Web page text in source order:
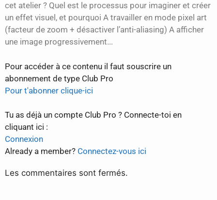
cet atelier ? Quel est le processus pour imaginer et créer
un effet visuel, et pourquoi A travailler en mode pixel art
(facteur de zoom + désactiver l’anti-aliasing) A afficher
une image progressivement...
Pour accéder à ce contenu il faut souscrire un
abonnement de type Club Pro
Pour t'abonner clique-ici
Tu as déjà un compte Club Pro ? Connecte-toi en
cliquant ici :
Connexion
Already a member? Connectez-vous ici
Les commentaires sont fermés.